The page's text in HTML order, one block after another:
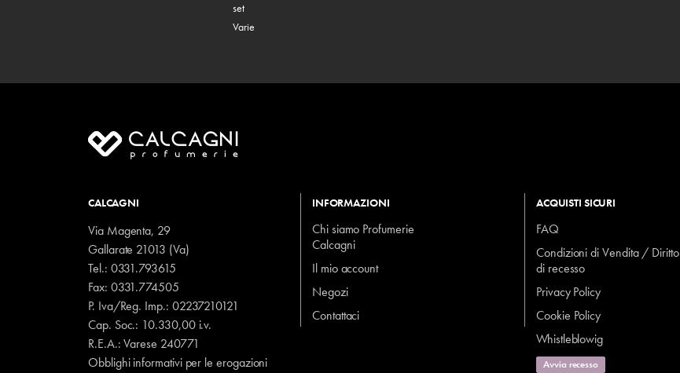
set
Varie
CALCAGNI
Via Magenta, 29
Gallarate 21013 (Va)
Tel.: 0331.793615
Fax: 0331.774505
P. Iva/Reg. Imp.: 02237210121
Cap. Soc.: 10.330,00 i.v.
R.E.A.: Varese 240771
Obblighi informativi per le erogazioni
INFORMAZIONI
Chi siamo Profumerie
Calcagni
Il mio account
Negozi
Contattaci
ACQUISTI SICURI
FAQ
Condizioni di Vendita / Diritto
di recesso
Privacy Policy
Cookie Policy
Whistleblowig
Avvia recesso